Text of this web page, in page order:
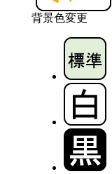
背景色変更